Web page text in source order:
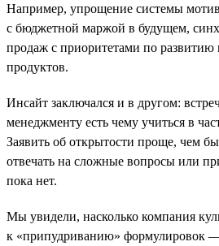
Например, упрощение системы
с бюджетной маржой в будущем,
продаж с приоритетами по
продуктов.
Инсайт заключался и в другом:
менеджменту есть чему учиться в
Заявить об открытости проще, чем
отвечать на сложные вопросы или
пока нет.
Мы увидели, насколько компания
к «припудриванию» формулировок